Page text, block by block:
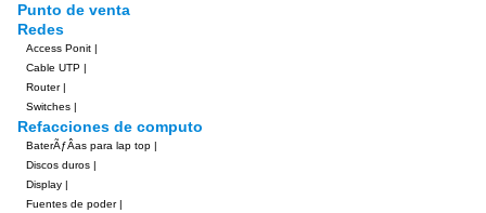
Punto de venta
Redes
Access Ponit |
Cable UTP |
Router|
Switches |
Refacciones de computo
BaterÃƒÂ­as para lap top |
Discos duros |
Display |
Fuentes de poder|